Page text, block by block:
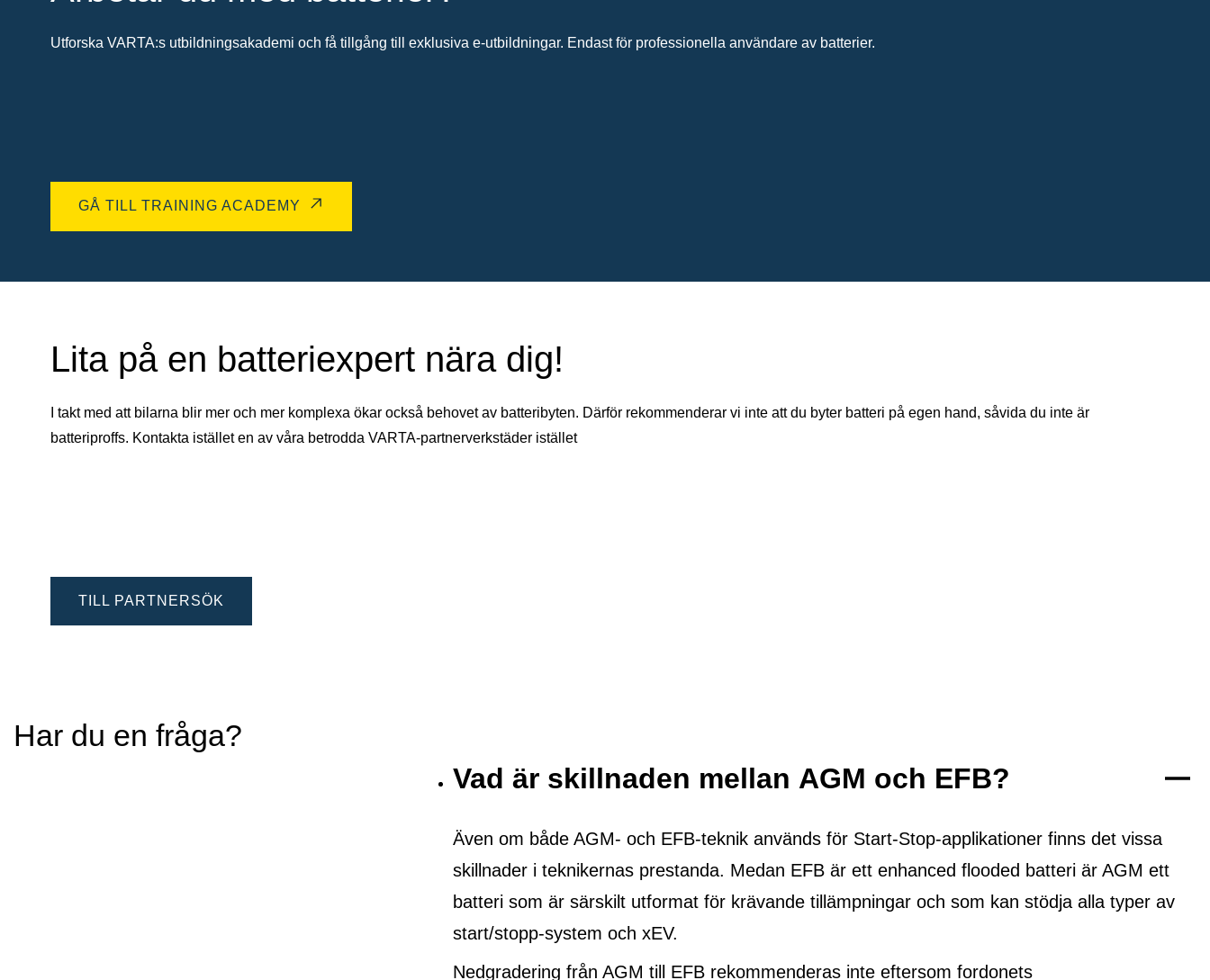
Utforska VARTA:s utbildningsakademi och få tillgång till exklusiva e-utbildningar. Endast för professionella användare av batterier.
GÅ TILL TRAINING ACADEMY
Lita på en batteriexpert nära dig!
I takt med att bilarna blir mer och mer komplexa ökar också behovet av batteribyten. Därför rekommenderar vi inte att du byter batteri på egen hand, såvida du inte är
batteriproffs. Kontakta istället en av våra betrodda VARTA-partnerverkstäder istället
TILL PARTNERSÖK
Har du en fråga?
Vad är skillnaden mellan AGM och EFB?
Även om både AGM- och EFB-teknik används för Start-Stop-applikationer finns det vissa
skillnader i teknikernas prestanda. Medan EFB är ett enhanced flooded batteri är AGM ett
batteri som är särskilt utformat för krävande tillämpningar och som kan stödja alla typer av
start/stopp-system och xEV.
Nedgradering från AGM till EFB rekommenderas inte eftersom fordonets